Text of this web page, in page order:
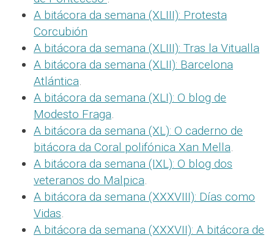
A bitácora da semana (XLIII): Protesta
Corcubión
A bitácora da semana (XLIII): Tras la Vitualla
A bitácora da semana (XLII): Barcelona
Atlántica.
A bitácora da semana (XLI): O blog de
Modesto Fraga.
A bitácora da semana (XL): O caderno de
bitácora da Coral polifónica Xan Mella.
A bitácora da semana (IXL): O blog dos
veteranos do Malpica.
A bitácora da semana (XXXVIII): Días como
Vidas.
A bitácora da semana (XXXVII): A bitácora de